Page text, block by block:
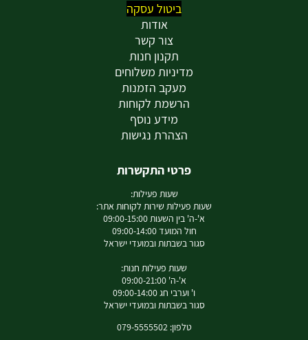
ביטול עסקה
אודות
צור קשר
תקנון חנות
מדיניות משלוחים
מעקב הזמנות
הרשמת לקוחות
מידע נוסף
הצהרת נגישות
פרטי התקשרות
שעות פעילות:
שעות פעילות שירות לקוחות אתר:
א'-ה' בין השעות 09:00-15:00
חול המועד 09:00-14:00
סגור בשבתות ובמועדי ישראל
שעות פעילות חנות:
א'-ה' 09:00-21:00
ו' וערבי חג 09:00-14:00
סגור בשבתות ובמועדי ישראל
טלפון: 079-5555502